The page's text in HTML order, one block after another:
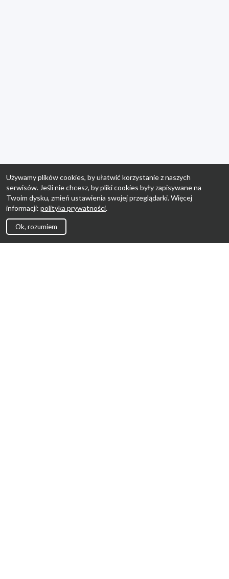
Używamy plików cookies, by ułatwić korzystanie z naszych
serwisów. Jeśli nie chcesz, by pliki cookies były zapisywane na
Twoim dysku, zmień ustawienia swojej przeglądarki. Więcej
informacji: polityka prywatności.
Ok, rozumiem